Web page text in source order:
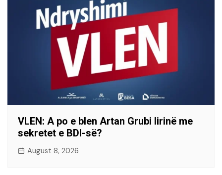
VLEN: A po e blen Artan Grubi lirinë me
sekretet e BDI-së?
August 8, 2026